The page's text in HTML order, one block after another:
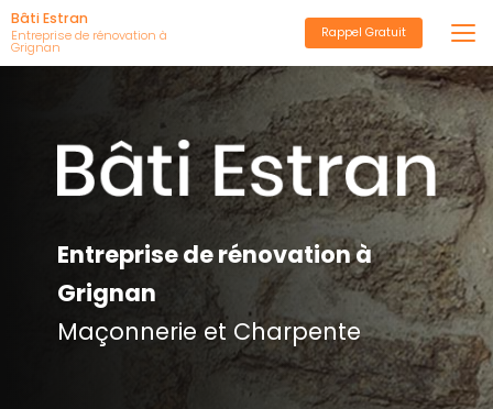
Aller
au
contenu
Bâti Estran
Entreprise de rénovation à
Grignan
Rappel Gratuit
Entreprise de rénovation à
Grignan
Maçonnerie et Charpente